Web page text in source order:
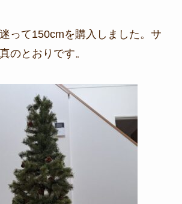
って150cmを購入しました。サ
のとおりです。